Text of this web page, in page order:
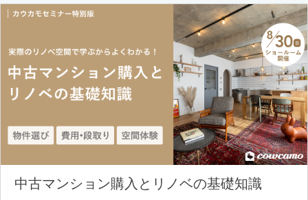
中古マンション購入とリノベの基礎知識